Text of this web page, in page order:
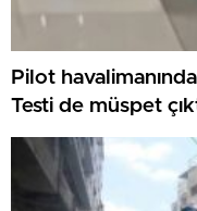
Pilot
Testi de müspet